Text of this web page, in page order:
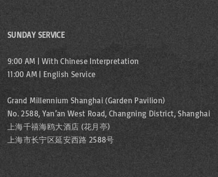
SUNDAY SERVICE
9:00 AM | With Chinese Interpretation
11:00 AM | English Service
Grand Millennium Shanghai (Garden Pavilion)
No. 2588, Yan’an West Road, Changning District, Shanghai
上海千禧海鸥大酒店 (花月亭)
上海市长宁区延安西路 2588号